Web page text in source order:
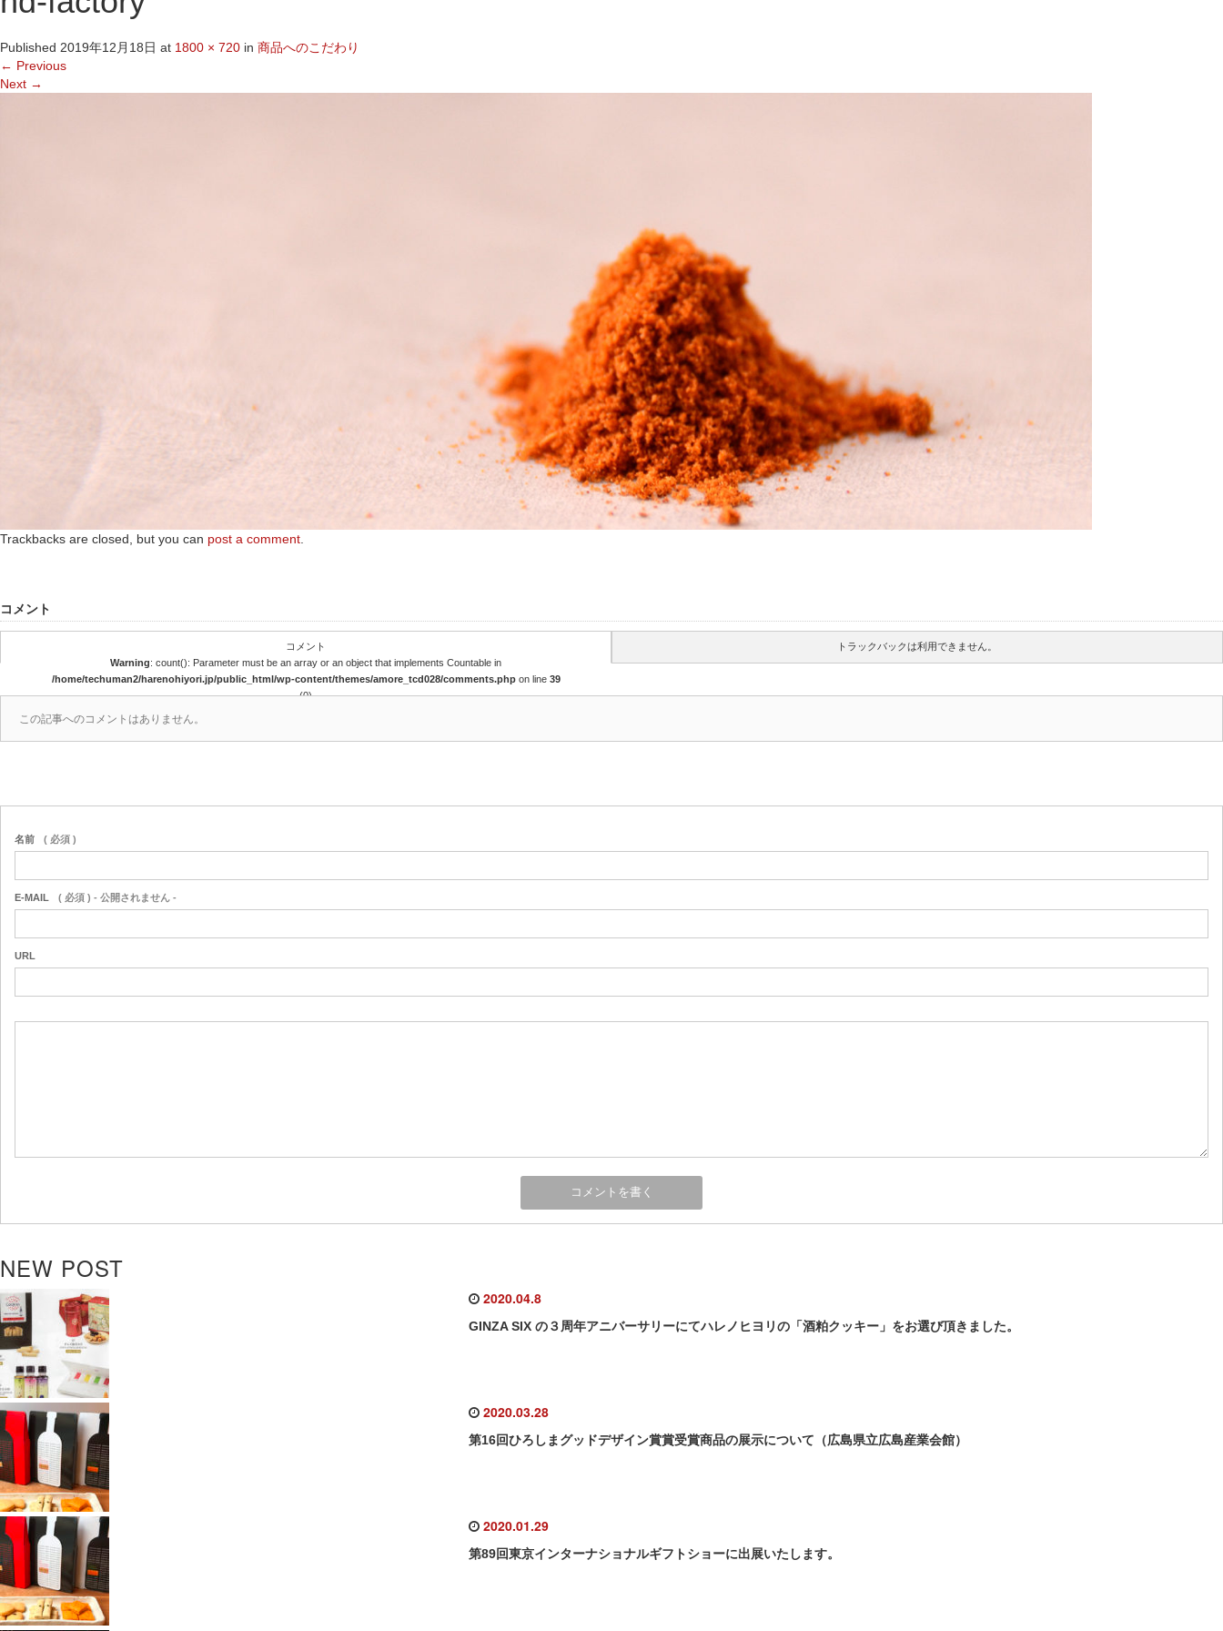
Published 2019年12月18日 at 1800 × 720 in 商品へのこだわり
← Previous
Next →
Trackbacks are closed, but you can post a comment
コメント
コメント
Warning: count(): Parameter must be an array or an object that implements Countable in
/home/techuman2/harenohiyori.jp/public_html/wp-content/themes/amore_tcd028/comments.phpon line 39
(0)
トラックバックは利用できません。
この記事へのコメントはありません。
名前 ( 必須 )
E-MAIL ( 必須 ) - 公開されません -
URL
NEW POST
2020.04.8
GINZA SIX の３周年アニバーサリーにてハレノヒヨリの「酒粕クッキー」をお選び頂きました。
2020.03.28
第16回ひろしまグッドデザイン賞賞受賞商品の展示について（広島県立広島産業会館）
2020.01.29
第89回東京インターナショナルギフトショーに出展いたします。